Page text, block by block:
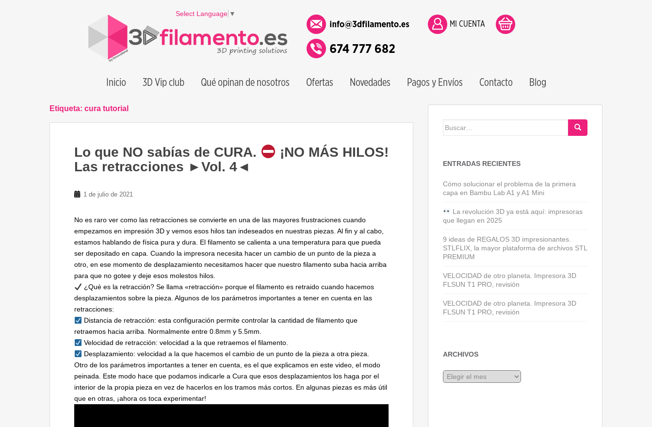
Select Language ▼
MI CUENTA
Inicio 3D Vip club Qué opinan de nosotros Ofertas Novedades Pagos y Envíos Contacto Blog
Etiqueta: cura tutorial
Lo que NO sabías de CURA.
¡NO MÁS HILOS!
Las retracciones ►Vol. 4◄
1 de julio de 2021
No es raro ver como las retracciones se convierte en una de las mayores frustraciones cuando
empezamos en impresión 3D y vemos esos hilos tan indeseados en nuestras piezas. Al fin y al cabo,
estamos hablando de física pura y dura. El filamento se calienta a una temperatura para que pueda
ser depositado en capa. Cuando la impresora necesita hacer un cambio de un punto de la pieza a
otro, en ese momento de desplazamiento necesitamos hacer que nuestro filamento suba hacia arriba
para que no gotee y deje esos molestos hilos.
¿Qué es la retracción? Se llama «retracción» porque el filamento es retraido cuando hacemos
desplazamientos sobre la pieza. Algunos de los parámetros importantes a tener en cuenta en las
retracciones:
Distancia de retracción: esta configuración permite controlar la cantidad de filamento que
retraemos hacia arriba. Normalmente entre 0.8mm y 5.5mm.
Velocidad de retracción: velocidad a la que retraemos el filamento.
Desplazamiento: velocidad a la que hacemos el cambio de un punto de la pieza a otra pieza.
Otro de los parámetros importantes a tener en cuenta, es el que explicamos en este video, el modo
peinada. Este modo hace que podamos indicarle a Cura que esos desplazamientos los haga por el
interior de la propia pieza en vez de hacerlos en los tramos más cortos. En algunas piezas es más útil
que en otras, ¡ahora os toca experimentar!
Buscar:
ENTRADAS RECIENTES
Cómo solucionar el problema de la primera
capa en Bambu Lab A1 y A1 Mini
La revolución 3D ya está aquí: impresoras
que llegan en 2025
9 ideas de REGALOS 3D impresionantes.
STLFLIX, la mayor plataforma de archivos STL
PREMIUM
VELOCIDAD de otro planeta. Impresora 3D
FLSUN T1 PRO, revisión
VELOCIDAD de otro planeta. Impresora 3D
FLSUN T1 PRO, revisión
ARCHIVOS
Archivos